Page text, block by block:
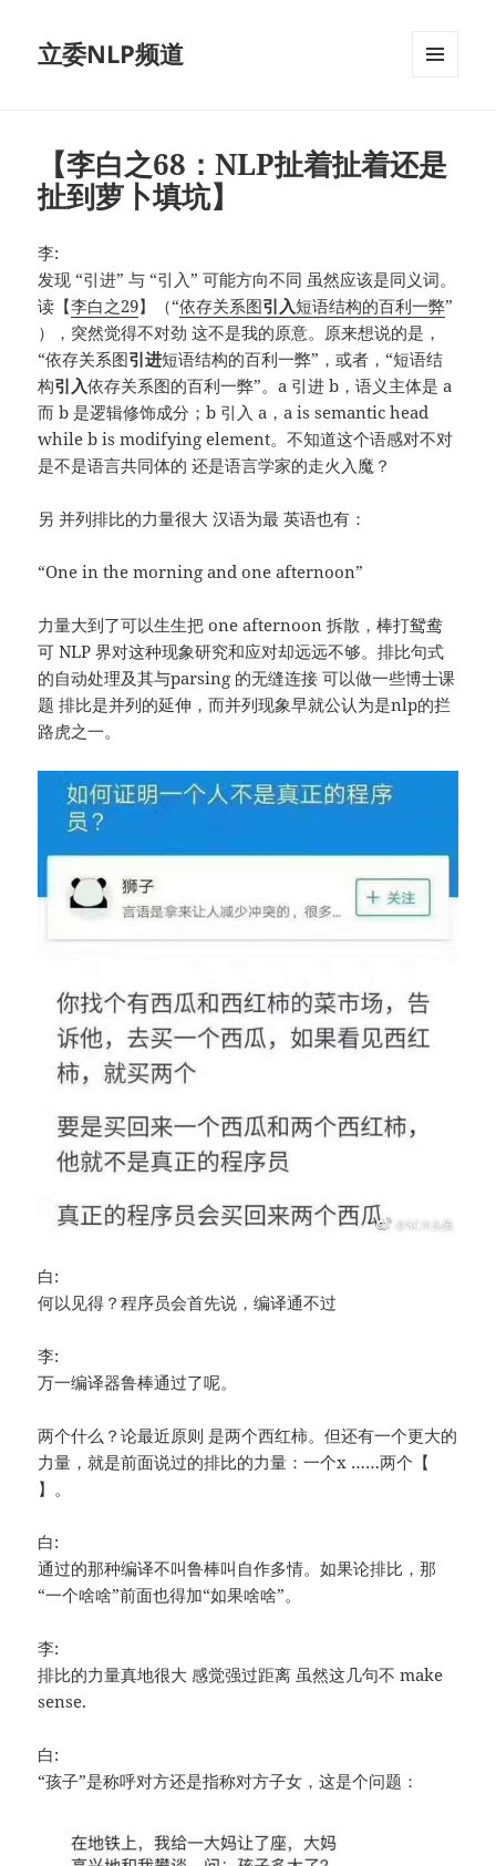
立委NLP频道
【李白之68：NLP扯着扯着还是
扯到萝卜填坑】
李:
发现 “引进” 与 “引入” 可能方向不同 虽然应该是同义词。
读【李白之29】（“依存关系图引入短语结构的百利一弊”
），突然觉得不对劲 这不是我的原意。原来想说的是，
“依存关系图引进短语结构的百利一弊”，或者，“短语结
构引入依存关系图的百利一弊”。a 引进 b，语义主体是 a
而 b 是逻辑修饰成分；b 引入 a，a is semantic head
while b is modifying element。不知道这个语感对不对
是不是语言共同体的 还是语言学家的走火入魔？
另 并列排比的力量很大 汉语为最 英语也有：
“One in the morning and one afternoon”
力量大到了可以生生把 one afternoon 拆散，棒打鸳鸯
可 NLP 界对这种现象研究和应对却远远不够。排比句式
的自动处理及其与parsing 的无缝连接 可以做一些博士课
题 排比是并列的延伸，而并列现象早就公认为是nlp的拦
路虎之一。
白:
何以见得？程序员会首先说，编译通不过
李:
万一编译器鲁棒通过了呢。
两个什么？论最近原则 是两个西红柿。但还有一个更大的
力量，就是前面说过的排比的力量：一个x ……两个【
】。
白:
通过的那种编译不叫鲁棒叫自作多情。如果论排比，那
“一个啥啥”前面也得加“如果啥啥”。
李:
排比的力量真地很大 感觉强过距离 虽然这几句不 make
sense.
白:
“孩子”是称呼对方还是指称对方子女，这是个问题：